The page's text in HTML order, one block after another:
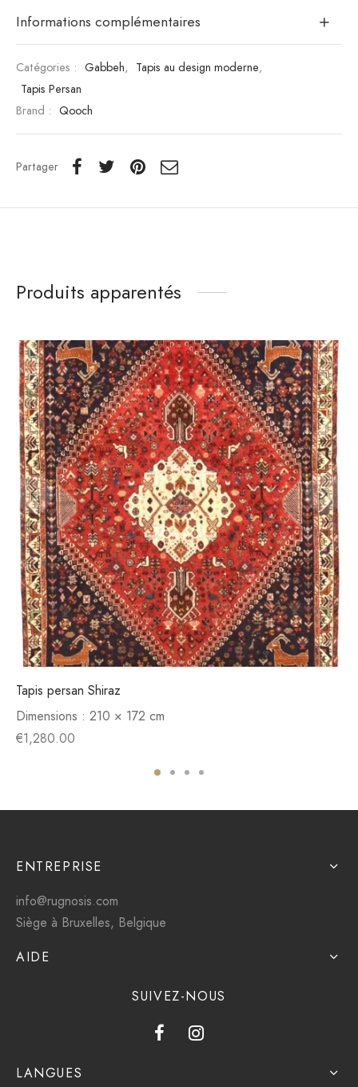
Informations complémentaires
Catégories : Gabbeh, Tapis au design moderne,
Tapis Persan
Brand : Qooch
Partager
Produits apparentés
Tapis persan Shiraz
Dimensions : 210 × 172 cm
€1,280.00
ENTREPRISE
info@rugnosis.com
Siège à Bruxelles, Belgique
AIDE
SUIVEZ-NOUS
LANGUES